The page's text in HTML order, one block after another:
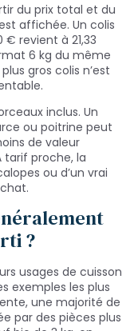
du prix total et du
affichée. Un colis
revient à 21,33
6 kg du même
gros colis n’est
inclus. Un
ou poitrine peut
de valeur
tarif proche, la
ou d’un vrai
?
usages de cuisson
exemples les plus
une majorité de
par des pièces plus